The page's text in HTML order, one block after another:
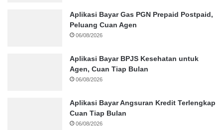
Aplikasi Bayar Gas PGN Prepaid Postpaid,
Peluang Cuan Agen
06/08/2026
Aplikasi Bayar BPJS Kesehatan untuk
Agen, Cuan Tiap Bulan
06/08/2026
Aplikasi Bayar Angsuran Kredit Terlengkap
Cuan Tiap Bulan
06/08/2026